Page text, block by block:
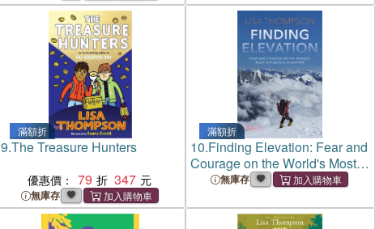
滿額折
9.The Treasure Hunters
優惠價： 79 347
無庫存
滿額折
10.Finding Elevation: Fear and
Courage on the World's Most
Dangerous Mountain
無庫存